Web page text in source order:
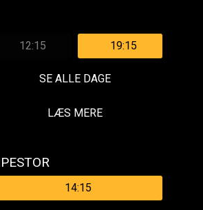
12:15 19:15
SE ALLE DAGE
LÆS MERE
14:15